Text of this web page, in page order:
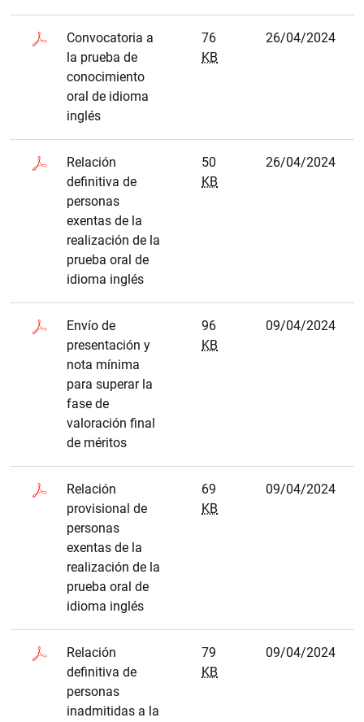
Convocatoria a
la prueba de
conocimiento
oral de idioma
inglés
76
KB
26/04/2024
Relación
definitiva de
personas
exentas de la
realización de la
prueba oral de
idioma inglés
50
KB
26/04/2024
Envío de
presentación y
nota mínima
para superar la
fase de
valoración final
de méritos
96
KB
09/04/2024
Relación
provisional de
personas
exentas de la
realización de la
prueba oral de
idioma inglés
69
KB
09/04/2024
Relación
definitiva de
personas
inadmitidas a la
79
KB
09/04/2024